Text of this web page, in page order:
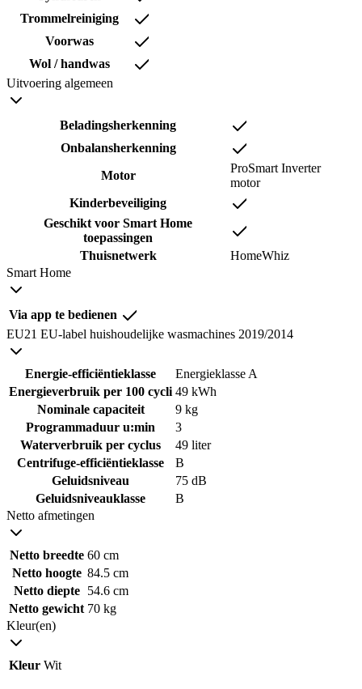
Trommelreiniging
Voorwas
Wol / handwas
Uitvoering algemeen
Beladingsherkenning
Onbalansherkenning
Motor
ProSmart Inverter
motor
Kinderbeveiliging
Geschikt voor Smart Home
toepassingen
Thuisnetwerk
HomeWhiz
Smart Home
Via app te bedienen
EU21 EU-label huishoudelijke wasmachines 2019/2014
Energie-efficiëntieklasse
Energieklasse A
Energieverbruik per 100 cycli 49 kWh
Nominale capaciteit
9 kg
Programmaduur u:min
3
Waterverbruik per cyclus
49 liter
Centrifuge-efficiëntieklasse
B
Geluidsniveau
75 dB
Geluidsniveauklasse
B
Netto afmetingen
Netto breedte 60 cm
Netto hoogte 84.5 cm
Netto diepte
54.6 cm
Netto gewicht 70 kg
Kleur(en)
Kleur Wit